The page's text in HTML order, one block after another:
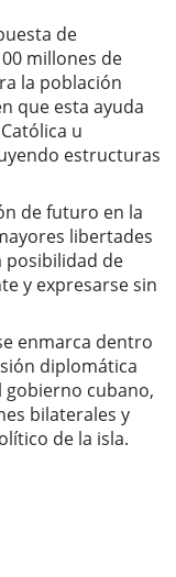
de
millones de
la población
que esta ayuda
u
estructuras
de futuro en la
libertades
posibilidad de
y expresarse sin
enmarca dentro
diplomática
gobierno cubano,
bilaterales y
de la isla.